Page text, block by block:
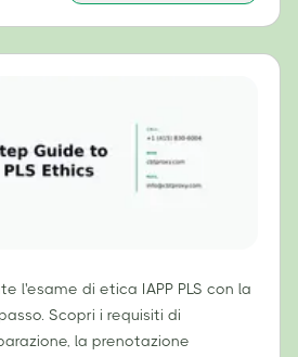
l'esame di etica IAPP PLS con la
Scopri i requisiti di
la prenotazione